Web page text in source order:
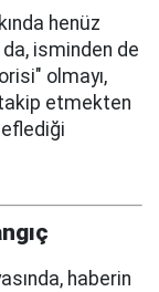
henüz
da, isminden de
olmayı,
etmekten
haberin